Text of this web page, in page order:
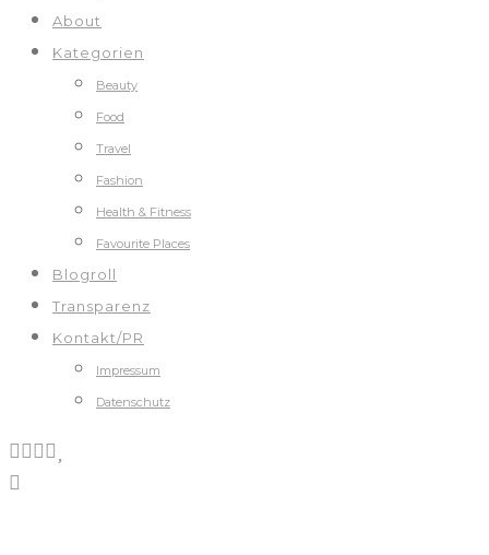
About
Kategorien
Beauty
Food
Travel
Fashion
Health & Fitness
Favourite Places
Blogroll
Transparenz
Kontakt/PR
Impressum
Datenschutz